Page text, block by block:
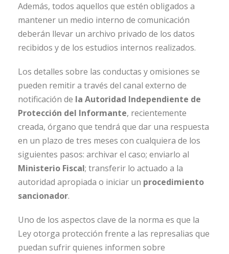
Además, todos aquellos que estén obligados a
mantener un medio interno de comunicación
deberán llevar un archivo privado de los datos
recibidos y de los estudios internos realizados.
Los detalles sobre las conductas y omisiones se
pueden remitir a través del canal externo de
notificación de la Autoridad Independiente de
Protección del Informante, recientemente
creada, órgano que tendrá que dar una respuesta
en un plazo de tres meses con cualquiera de los
siguientes pasos: archivar el caso; enviarlo al
Ministerio Fiscal; transferir lo actuado a la
autoridad apropiada o iniciar un procedimiento
sancionador.
Uno de los aspectos clave de la norma es que la
Ley otorga protección frente a las represalias que
puedan sufrir quienes informen sobre